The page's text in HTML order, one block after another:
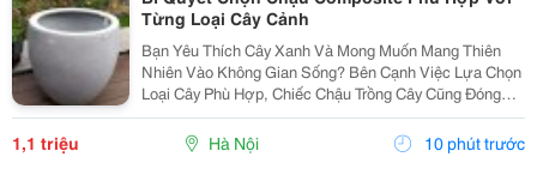
Từng Loại Cây Cảnh
Bạn Yêu Thích Cây Xanh Và Mong Muốn Mang Thiên
Nhiên Vào Không Gian Sống? Bên Cạnh Việc Lựa Chọn
Loại Cây Phù Hợp, Chiếc Chậu Trồng Cây Cũng Đóng
Vai Trò Vô Cùng Quan Trọng. Không Chỉ Là Nơi Giúp
Cây Phát Triển Khỏe Mạnh, Chậu Còn Góp Phần Tạo
Nên Vẻ...
1,1 triệu Hà Nội 10 phút trước